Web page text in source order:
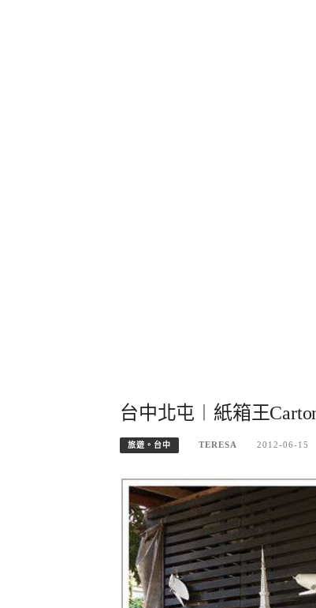
台中北屯︱紙箱王
旅遊。台中 TERESA 2012-06-15